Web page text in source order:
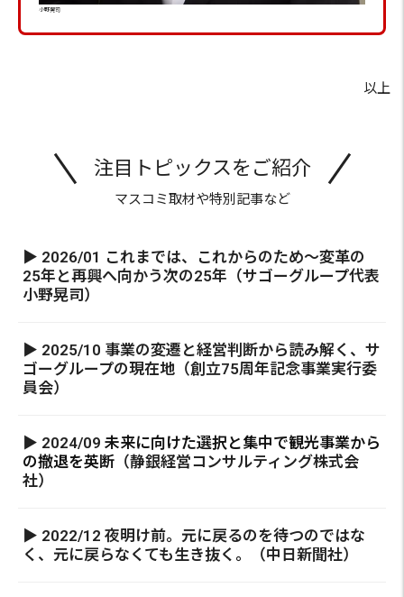
小野晃司
以上
注目トピックスをご紹介
マスコミ取材や特別記事など
▶ 2026/01 これまでは、これからのため～変革の
25年と再興へ向かう次の25年（サゴーグループ代表
小野晃司）
▶ 2025/10 事業の変遷と経営判断から読み解く、サ
ゴーグループの現在地（創立75周年記念事業実行委
員会）
▶ 2024/09 未来に向けた選択と集中で観光事業から
の撤退を英断 （静銀経営コンサルティング株式会
社）
▶ 2022/12 夜明け前。元に戻るのを待つのではな
く、元に戻らなくても生き抜く。（中日新聞社）